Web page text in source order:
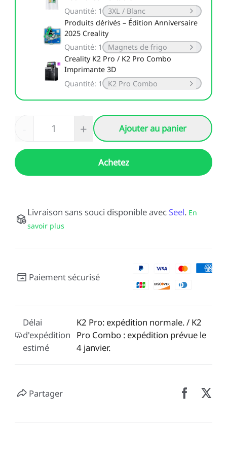
Quantité: 1
3XL / Blanc
Produits dérivés – Édition Anniversaire
2025 Creality
Quantité: 1
Magnets de frigo
Creality K2 Pro / K2 Pro Combo
Imprimante 3D
Quantité: 1 K2 Pro Combo
+ Ajouter au panier
Achetez
Livraison sans souci disponible avec Seel. En
savoir plus
Paiement sécurisé
Délai
d'expédition
estimé
K2 Pro: expédition normale. / K2
Pro Combo : expédition prévue le
4 janvier.
Partager